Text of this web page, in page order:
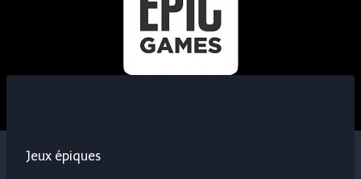
Jeux épiques